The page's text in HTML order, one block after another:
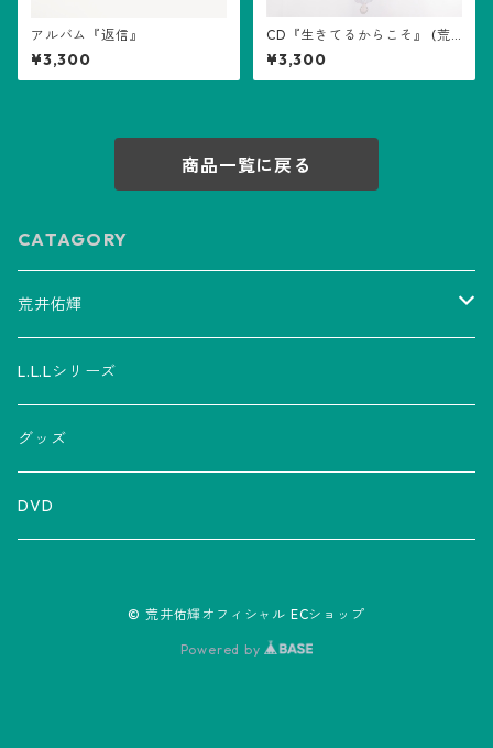
アルバム『返信』
¥3,300
CD『生きてるからこそ』 (荒
井佑輝)
¥3,300
商品一覧に戻る
CATAGORY
荒井佑輝
CD
アルバム
ミニアルバム
グッズ
Tシャツ
チケット
L.L.Lシリーズ
グッズ
DVD
© 荒井佑輝オフィシャル ECショップ
Powered by